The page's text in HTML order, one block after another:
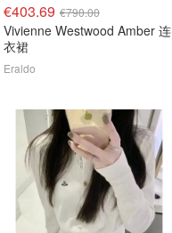
€403.69 €790.00
Vivienne Westwood Amber 连
衣裙
Eraldo